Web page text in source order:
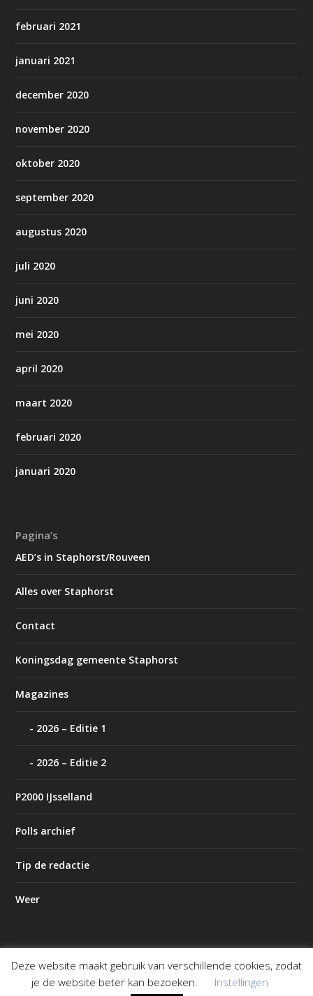
februari 2021
januari 2021
december 2020
november 2020
oktober 2020
september 2020
augustus 2020
juli 2020
juni 2020
mei 2020
april 2020
maart 2020
februari 2020
januari 2020
Pagina’s
AED’s in Staphorst/Rouveen
Alles over Staphorst
Contact
Koningsdag gemeente Staphorst
Magazines
2026 – Editie 1
2026 – Editie 2
P2000 IJsselland
Polls archief
Tip de redactie
Weer
Ontworpen doorElegant Themes | Mogelijk gemaakt door
WordPress
Deze website maakt gebruik van verschillende cookies, zodat
je de website beter kan bezoeken.
Instellingen